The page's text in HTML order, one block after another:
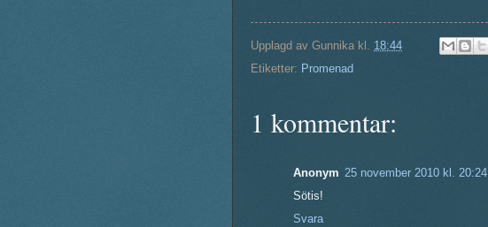
Upplagd av Gunnika kl. 18:44
Etiketter: Promenad
1 kommentar:
Anonym 25 november 2010 kl. 20:24
Sötis!
Svara